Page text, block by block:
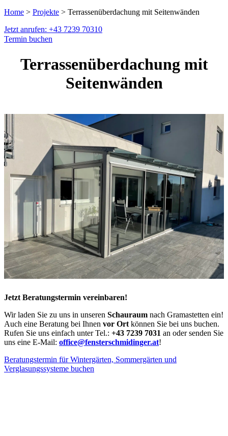
Home > Projekte > Terrassenüberdachung mit Seitenwänden
Jetzt anrufen: +43 7239 70310
Termin buchen
Terrassenüberdachung mit
Seitenwänden
Jetzt Beratungstermin vereinbaren!
Wir laden Sie zu uns in unseren Schauraum nach Gramastetten ein!
Auch eine Beratung bei Ihnen vor Ort können Sie bei uns buchen.
Rufen Sie uns einfach unter Tel.: +43 7239 7031 an oder senden Sie
uns eine E-Mail: office@fensterschmidinger.at!
Beratungstermin für Wintergärten, Sommergärten und
Verglasungssysteme buchen